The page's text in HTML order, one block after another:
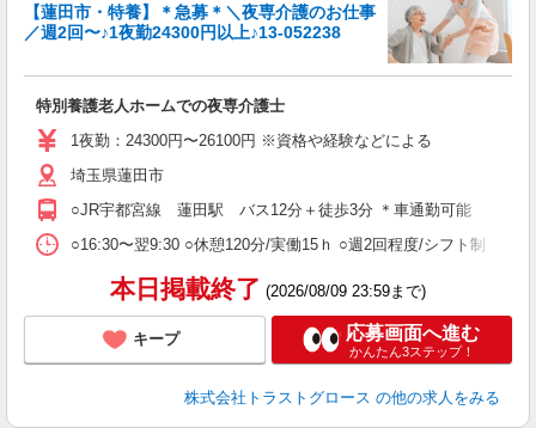
【蓮田市・特養】＊急募＊＼夜専介護のお仕事
／週2回〜♪1夜勤24300円以上♪13-052238
特別養護老人ホームでの夜専介護士
1夜勤：24300円〜26100円 ※資格や経験などによる
埼玉県蓮田市
○JR宇都宮線 蓮田駅 バス12分＋徒歩3分 ＊車通勤可能
○16:30〜翌9:30 ○休憩120分/実働15ｈ ○週2回程度/シフト制 ＊週
本日掲載終了 (2026/08/09 23:59まで)
キープ 応募画面へ進む
かんたん3ステップ！
株式会社トラストグロース の他の求人をみる